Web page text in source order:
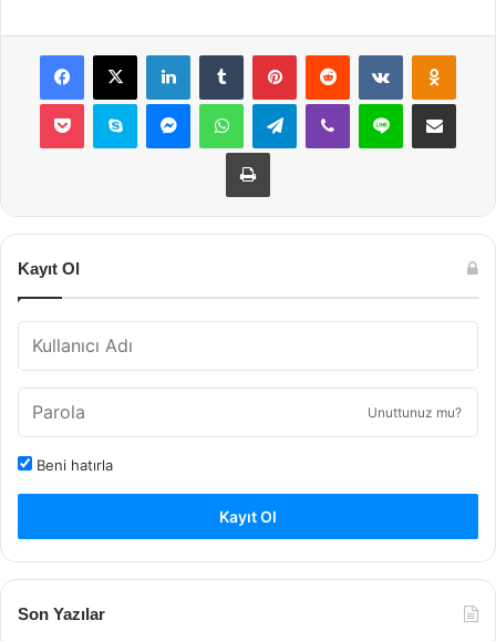
Facebook
X LinkedInTumblr PinterestReddit VKontakte
Pocket Skype MessengerWhatsAppTelegramViber Line E-Posta ile
Yazdır
Kayıt Ol
Unuttunuz mu?
Beni hatırla
Kayıt Ol
Son Yazılar